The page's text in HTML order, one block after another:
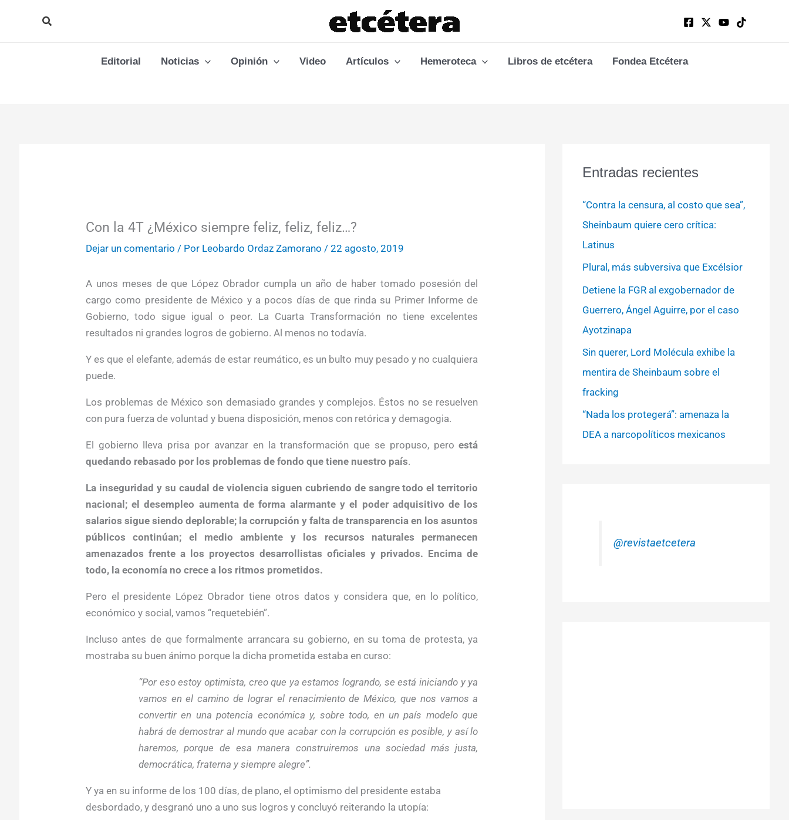
Buscar
Editorial Noticias Opinión Video Artículos Hemeroteca Libros de etcétera Fondea Etcétera
Con la 4T ¿México siempre feliz, feliz, feliz…?
Dejar un comentario / Por Leobardo Ordaz Zamorano / 22 agosto, 2019
A unos meses de que López Obrador cumpla un año de haber tomado posesión del
cargo como presidente de México y a pocos días de que rinda su Primer Informe de
Gobierno, todo sigue igual o peor. La Cuarta Transformación no tiene excelentes
resultados ni grandes logros de gobierno. Al menos no todavía.
Y es que el elefante, además de estar reumático, es un bulto muy pesado y no cualquiera
puede.
Los problemas de México son demasiado grandes y complejos. Éstos no se resuelven
con pura fuerza de voluntad y buena disposición, menos con retórica y demagogia.
El gobierno lleva prisa por avanzar en la transformación que se propuso, peroestá
quedando rebasado por los problemas de fondo que tiene nuestro país.
La inseguridad y su caudal de violencia siguen cubriendo de sangre todo el territorio
nacional; el desempleo aumenta de forma alarmante y el poder adquisitivo de los
salarios sigue siendo deplorable; la corrupción y falta de transparencia en los asuntos
públicos continúan; el medio ambiente y los recursos naturales permanecen
amenazados frente a los proyectos desarrollistas oficiales y privados. Encima de
todo, la economía no crece a los ritmos prometidos.
Pero el presidente López Obrador tiene otros datos y considera que, en lo político,
económico y social, vamos “requetebién”.
Incluso antes de que formalmente arrancara su gobierno, en su toma de protesta, ya
mostraba su buen ánimo porque la dicha prometida estaba en curso:
“Por eso estoy optimista, creo que ya estamos logrando, se está iniciando y ya
vamos en el camino de lograr el renacimiento de México, que nos vamos a
convertir en una potencia económica y, sobre todo, en un país modelo que
habrá de demostrar al mundo que acabar con la corrupción es posible, y así lo
haremos, porque de esa manera construiremos una sociedad más justa,
democrática, fraterna y siempre alegre”.
Y ya en su informe de los 100 días, de plano, el optimismo del presidente estaba
desbordado, y desgranó uno a uno sus logros y concluyó reiterando la utopía:
Entradas recientes
“Contra la censura, al costo que sea”,
Sheinbaum quiere cero crítica:
Latinus
Plural, más subversiva que Excélsior
Detiene la FGR al exgobernador de
Guerrero, Ángel Aguirre, por el caso
Ayotzinapa
Sin querer, Lord Molécula exhibe la
mentira de Sheinbaum sobre el
fracking
“Nada los protegerá”: amenaza la
DEA a narcopolíticos mexicanos
@revistaetcetera